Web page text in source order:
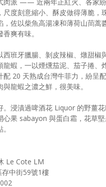
尺度刻意縮小、酥皮做得薄脆，
，佐以柴魚高湯凍和薄荷山茼蒿
爽有味。
西班牙臘腸、剝皮辣椒、燉甜椒
龍蝦，一以煙燻茄泥、茄子捲、
配 20 天熟成台灣牛菲力，紛呈
與龍蝦之濃之鮮，很美味。
。浸漬過啤酒花 Liquor 的野薑
心果 sabayon 與蛋白霜，花草堅
Le Cote LM
存中街59號1樓